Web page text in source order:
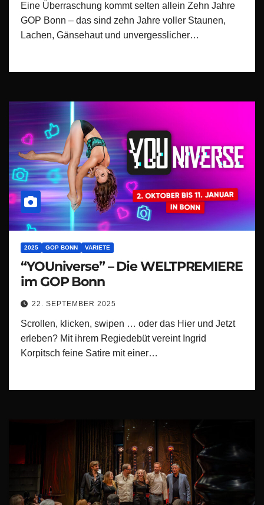
Eine Überraschung kommt selten allein Zehn Jahre
GOP Bonn – das sind zehn Jahre voller Staunen,
Lachen, Gänsehaut und unvergesslicher…
2025 GOP BONN VARIETE
“YOUniverse” – Die WELTPREMIERE
im GOP Bonn
22. SEPTEMBER 2025
Scrollen, klicken, swipen … oder das Hier und Jetzt
erleben? Mit ihrem Regiedebüt vereint Ingrid
Korpitsch feine Satire mit einer…